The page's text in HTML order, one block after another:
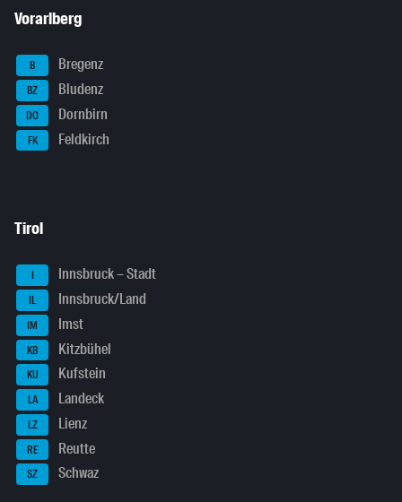
Vorarlberg
B Bregenz
BZ Bludenz
DO Dornbirn
FK Feldkirch
Tirol
I Innsbruck – Stadt
IL Innsbruck/Land
IM Imst
KB Kitzbühel
KU Kufstein
LA Landeck
LZ Lienz
RE Reutte
SZ Schwaz